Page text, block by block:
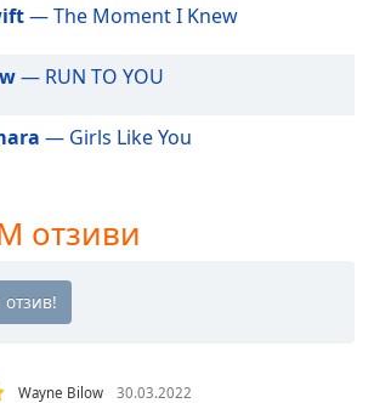
— The Moment I Knew
— RUN TO YOU
— Girls Like You
отзиви
Wayne Bilow 30.03.2022